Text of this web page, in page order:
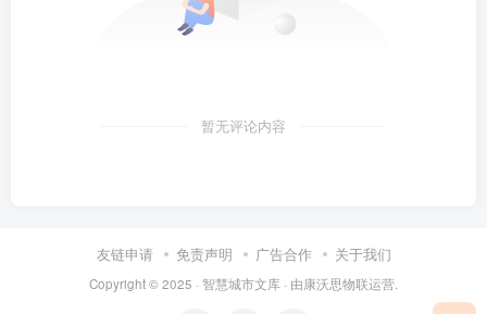
暂无评论内容
友链申请 免责声明 广告合作 关于我们
Copyright © 2025 · 智慧城市文库 · 由康沃思物联运营.